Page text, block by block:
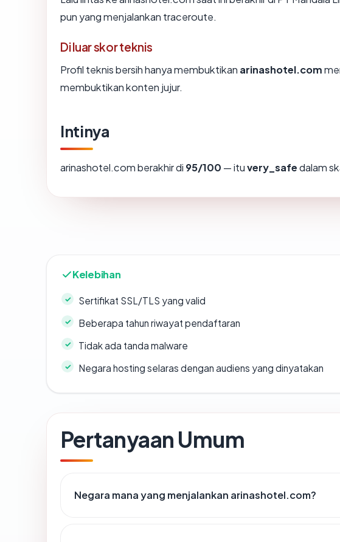
pun yang menjalankan traceroute.
Di luar skor teknis
Profil teknis bersih hanya membuktikan arinashotel.com
membuktikan konten jujur.
Intinya
arinashotel.com berakhir di 95/100 — ituvery_safedalam
Kelebihan
Sertifikat SSL/TLS yang valid
Beberapa tahun riwayat pendaftaran
Tidak ada tanda malware
Negara hosting selaras dengan audiens yang dinyatakan
Pertanyaan Umum
Negara mana yang menjalankan arinashotel.com?